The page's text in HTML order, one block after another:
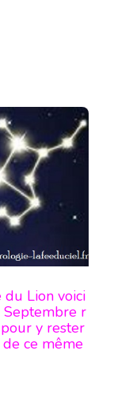
du Lion voici
r
y rester
ce même